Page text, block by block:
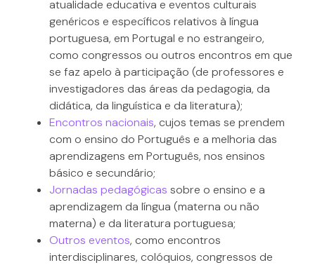
atualidade educativa e eventos culturais
genéricos e específicos relativos à língua
portuguesa, em Portugal e no estrangeiro,
como congressos ou outros encontros em que
se faz apelo à participação (de professores e
investigadores das áreas da pedagogia, da
didática, da linguística e da literatura);
Encontros nacionais, cujos temas se prendem
com o ensino do Português e a melhoria das
aprendizagens em Português, nos ensinos
básico e secundário;
Jornadas pedagógicas sobre o ensino e a
aprendizagem da língua (materna ou não
materna) e da literatura portuguesa;
Outros eventos, como encontros
interdisciplinares, colóquios, congressos de